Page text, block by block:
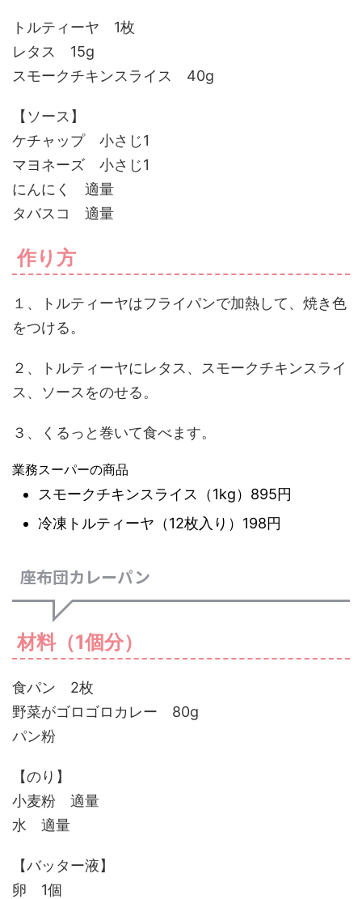
トルティーヤ 1枚
レタス 15g
スモークチキンスライス 40g
【ソース】
ケチャップ 小さじ1
マヨネーズ 小さじ1
にんにく 適量
タバスコ 適量
作り方
１、トルティーヤはフライパンで加熱して、焼き色
をつける。
２、トルティーヤにレタス、スモークチキンスライ
ス、ソースをのせる。
３、くるっと巻いて食べます。
業務スーパーの商品
スモークチキンスライス（1kg）895円
冷凍トルティーヤ（12枚入り）198円
座布団カレーパン
材料（1個分）
食パン 2枚
野菜がゴロゴロカレー 80g
パン粉
【のり】
小麦粉 適量
水 適量
【バッター液】
卵 1個